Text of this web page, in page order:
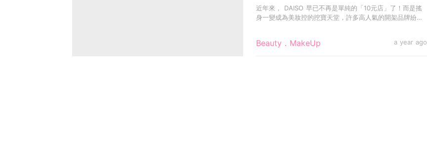
Beauty．MakeUp a year ago
有！
近年來， DAISO 早已不再是單純的「10元店」了！而是搖
身一變成為美妝控的挖寶天堂，許多高人氣的開架品牌紛紛